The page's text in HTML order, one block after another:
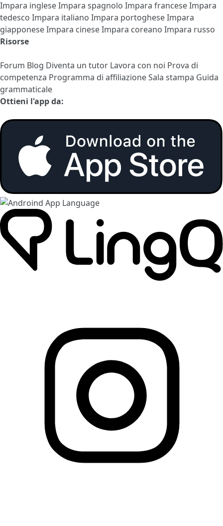
Impara ingleseImpara spagnolo Impara franceseImpara
tedesco Impara italiano Impara portogheseImpara
giapponeseImpara cineseImpara coreano Impara russo
Risorse
Forum Blog Diventa un tutor Lavora con noi Prova di
competenza Programma di affiliazioneSala stampa Guida
grammaticale
Ottieni l'app da: